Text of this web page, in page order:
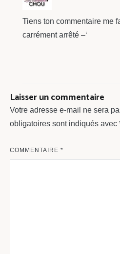
Tiens ton commentaire me
carrément arrêté –‘
Laisser un commentaire
Votre adresse e-mail ne sera
obligatoires sont indiqués avec
COMMENTAIRE *